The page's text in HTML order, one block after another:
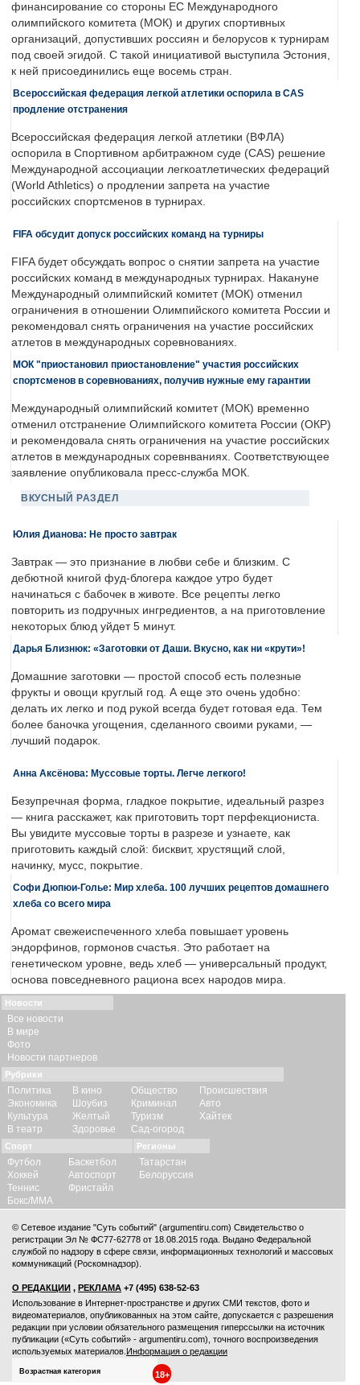
финансирование со стороны ЕС Международного
олимпийского комитета (МОК) и других спортивных
организаций, допустивших россиян и белорусов к турнирам
под своей эгидой. С такой инициативой выступила Эстония,
к ней присоединились еще восемь стран.
Всероссийская федерация легкой атлетики оспорила в CAS
продление отстранения
Всероссийская федерация легкой атлетики (ВФЛА)
оспорила в Спортивном арбитражном суде (CAS) решение
Международной ассоциации легкоатлетических федераций
(World Athletics) о продлении запрета на участие
российских спортсменов в турнирах.
FIFA обсудит допуск российских команд на турниры
FIFA будет обсуждать вопрос о снятии запрета на участие
российских команд в международных турнирах. Накануне
Международный олимпийский комитет (МОК) отменил
ограничения в отношении Олимпийского комитета России и
рекомендовал снять ограничения на участие российских
атлетов в международных соревнованиях.
МОК "приостановил приостановление" участия российских
спортсменов в соревнованиях, получив нужные ему гарантии
Международный олимпийский комитет (МОК) временно
отменил отстранение Олимпийского комитета России (ОКР)
и рекомендовала снять ограничения на участие российских
атлетов в международных соревнваниях. Соответствующее
заявление опубликовала пресс-служба МОК.
ВКУСНЫЙ РАЗДЕЛ
Юлия Дианова: Не просто завтрак
Завтрак — это признание в любви себе и близким. С
дебютной книгой фуд-блогера каждое утро будет
начинаться с бабочек в животе. Все рецепты легко
повторить из подручных ингредиентов, а на приготовление
некоторых блюд уйдет 5 минут.
Дарья Близнюк: «Заготовки от Даши. Вкусно, как ни «крути»!
Домашние заготовки — простой способ есть полезные
фрукты и овощи круглый год. А еще это очень удобно:
делать их легко и под рукой всегда будет готовая еда. Тем
более баночка угощения, сделанного своими руками, —
лучший подарок.
Анна Аксёнова: Муссовые торты. Легче легкого!
Безупречная форма, гладкое покрытие, идеальный разрез
— книга расскажет, как приготовить торт перфекциониста.
Вы увидите муссовые торты в разрезе и узнаете, как
приготовить каждый слой: бисквит, хрустящий слой,
начинку, мусс, покрытие.
Софи Дюпюи-Голье: Мир хлеба. 100 лучших рецептов домашнего
хлеба со всего мира
Аромат свежеиспеченного хлеба повышает уровень
эндорфинов, гормонов счастья. Это работает на
генетическом уровне, ведь хлеб — универсальный продукт,
основа повседневного рациона всех народов мира.
Новости
Все новости
В мире
Фото
Новости партнеров
Рубрики
Политика
Экономика
Культура
В театр
В кино
Шоубиз
Желтый
Здоровье
Общество
Криминал
Туризм
Сад-огород
Происшествия
Авто
Хайтек
Спорт
Футбол
Хоккей
Теннис
Бокс/ММА
Баскетбол
Автоспорт
Фристайл
Регионы
Татарстан
Белоруссия
© Сетевое издание "Суть событий" (argumentiru.com) Свидетельство о
регистрации Эл № ФС77-62778 от 18.08.2015 года. Выдано Федеральной
службой по надзору в сфере связи, информационных технологий и массовых
коммуникаций (Роскомнадзор).
О РЕДАКЦИИ , РЕКЛАМА +7 (495) 638-52-63
Использование в Интернет-пространстве и других СМИ текстов, фото и
видеоматериалов, опубликованных на этом сайте, допускается с разрешения
редакции при условии обязательного размещения гиперссылки на источник
публикации («Суть событий» - argumentiru.com), точного воспроизведения
используемых материалов. Информация о редакции
Возрастная категория 18+